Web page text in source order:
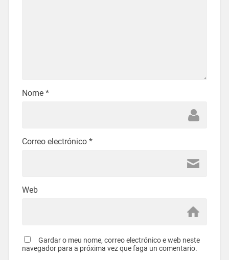
Nome *
Correo electrónico *
Web
Gardar o meu nome, correo electrónico e web neste
navegador para a próxima vez que faga un comentario.